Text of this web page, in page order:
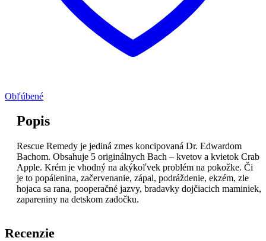
Obľúbené
Popis
Rescue Remedy je jediná zmes koncipovaná Dr. Edwardom
Bachom. Obsahuje 5 originálnych Bach – kvetov a kvietok Crab
Apple. Krém je vhodný na akýkoľvek problém na pokožke. Či
je to popálenina, začervenanie, zápal, podráždenie, ekzém, zle
hojaca sa rana, pooperačné jazvy, bradavky dojčiacich maminiek,
zapareniny na detskom zadočku.
Recenzie